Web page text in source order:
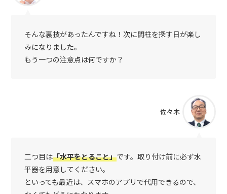
そんな裏技があったんですね！次に間柱を探す日が楽し
みになりました。
もう一つの注意点は何ですか？
佐々木
二つ目は「水平をとること」です。取り付け前に必ず水
平器を用意してください。
といっても最近は、スマホのアプリで代用できるので、